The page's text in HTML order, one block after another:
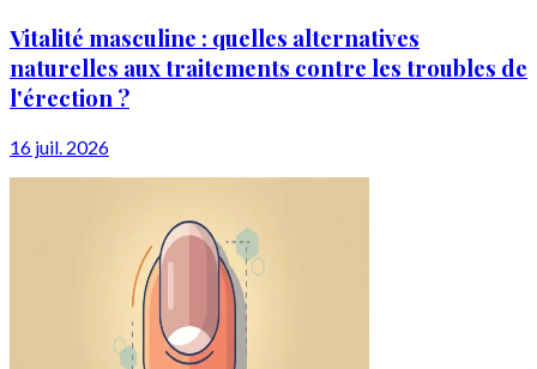
Vitalité masculine : quelles alternatives
naturelles aux traitements contre les troubles de
l'érection ?
16 juil. 2026